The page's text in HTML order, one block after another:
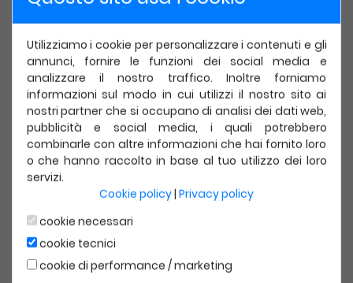
INDICE:
CAPITOLO PRIMO: EXCURSUS STORICO DELL’ORTODONZIA
CAPITOLO SECONDO: STORIA DEGLI ALLINEATORI DENTALI
CAPITOLO TERZO: ALLINEATORI DENTALI IN COMMERCIO
CAPITOLO QUARTO: BELLEZZA FACCIALE
CAPITOLO QUINTO: ESTETICA DENTALE
CAPITOLO SETTIMO: PRESA IMPRONTE ORTODONTICHE
CAPITOLO OTTAVO: LA FOTOGRAFIA ORTODONTICA
CAPITOLO NONO: LO STUDIO DEL CASO
Utilizziamo i cookie per personalizzare i contenuti e gli
annunci, fornire le funzioni dei social media e
analizzare il nostro traffico. Inoltre forniamo
informazioni sul modo in cui utilizzi il nostro sito ai
nostri partner che si occupano di analisi dei dati web,
pubblicità e social media, i quali potrebbero
combinarle con altre informazioni che hai fornito loro
o che hanno raccolto in base al tuo utilizzo dei loro
servizi.
Cookie policy| Privacy policy
cookie necessari
cookie tecnici
cookie di performance / marketing